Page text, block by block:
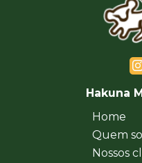
Hakuna
Home
Quem
Nossos